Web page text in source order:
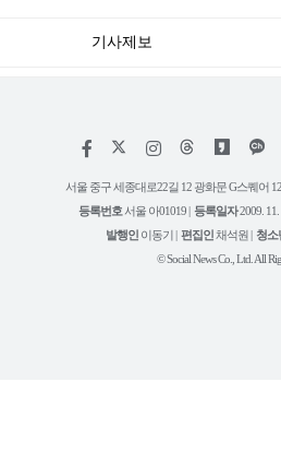
기사제보
페
스
인
타
램
서울 중구 세종대로22길 12 광화문 G스퀘어
등록번호 서울 아01019 | 등록일자2009. 11.
발행인 이동기 | 편집인 채석원 | 청소
© Social News Co., Ltd. All